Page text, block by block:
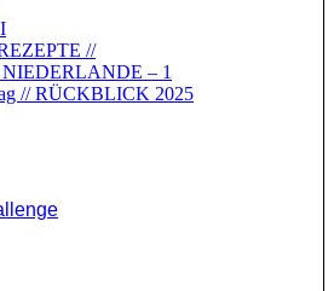
//
NIEDERLANDE – 1
// RÜCKBLICK 2025